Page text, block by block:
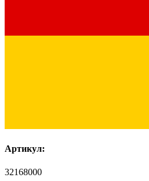
Артикул:
32168000